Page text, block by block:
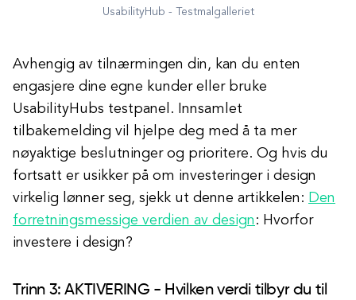
UsabilityHub - Testmalgalleriet
Avhengig av tilnærmingen din, kan du enten
engasjere dine egne kunder eller bruke
UsabilityHubs testpanel. Innsamlet
tilbakemelding vil hjelpe deg med å ta mer
nøyaktige beslutninger og prioritere. Og hvis du
fortsatt er usikker på om investeringer i design
virkelig lønner seg, sjekk ut denne artikkelen: Den
forretningsmessige verdien av design : Hvorfor
investere i design?
Trinn 3: AKTIVERING - Hvilken verdi tilbyr du til